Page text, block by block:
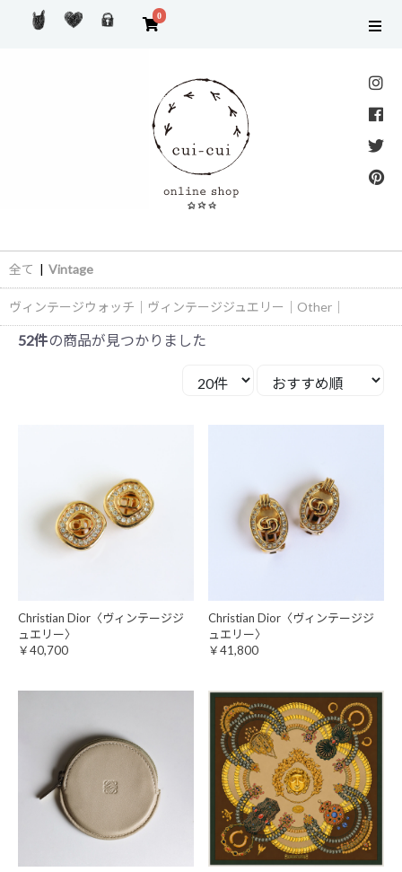
0
全て | Vintage
ヴィンテージウォッチ ヴィンテージジュエリー Other
52件の商品が見つかりました
Christian Dior〈ヴィンテージジ
ュエリー〉
￥40,700
Christian Dior〈ヴィンテージジ
ュエリー〉
￥41,800